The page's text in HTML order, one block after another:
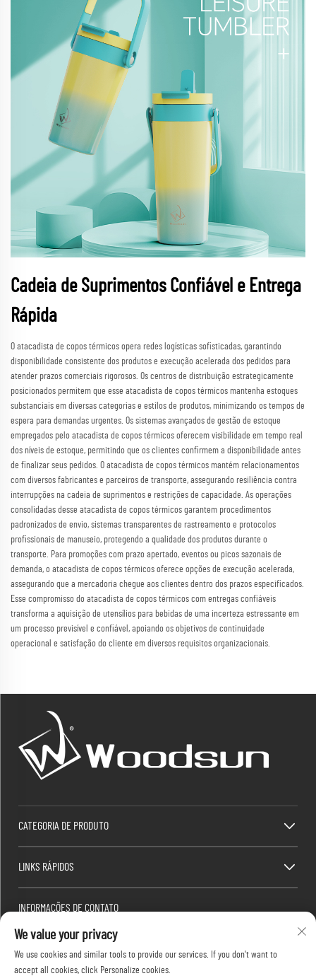
Cadeia de Suprimentos Confiável e Entrega
Rápida
O atacadista de copos térmicos opera redes logísticas sofisticadas, garantindo
disponibilidade consistente dos produtos e execução acelerada dos pedidos para
atender prazos comerciais rigorosos. Os centros de distribuição estrategicamente
posicionados permitem que esse atacadista de copos térmicos mantenha estoques
substanciais em diversas categorias e estilos de produtos, minimizando os tempos de
espera para demandas urgentes. Os sistemas avançados de gestão de estoque
empregados pelo atacadista de copos térmicos oferecem visibilidade em tempo real
dos níveis de estoque, permitindo que os clientes confirmem a disponibilidade antes
de finalizar seus pedidos. O atacadista de copos térmicos mantém relacionamentos
com diversos fabricantes e parceiros de transporte, assegurando resiliência contra
interrupções na cadeia de suprimentos e restrições de capacidade. As operações
consolidadas desse atacadista de copos térmicos garantem procedimentos
padronizados de envio, sistemas transparentes de rastreamento e protocolos
profissionais de manuseio, protegendo a qualidade dos produtos durante o
transporte. Para promoções com prazo apertado, eventos ou picos sazonais de
demanda, o atacadista de copos térmicos oferece opções de execução acelerada,
assegurando que a mercadoria chegue aos clientes dentro dos prazos especificados.
Esse compromisso do atacadista de copos térmicos com entregas confiáveis
transforma a aquisição de utensílios para bebidas de uma incerteza estressante em
um processo previsível e confiável, apoiando os objetivos de continuidade
operacional e satisfação do cliente em diversos requisitos organizacionais.
CATEGORIA DE PRODUTO
LINKS RÁPIDOS
INFORMAÇÕES DE CONTATO
Factory/Office add : Zona Industrial Dawang, Heshan Town (ao sul da Estrada Nacional da
E-mail: [email protected]
Tel.: +86-13376626036
We value your privacy
We use cookies and similar tools to provide our services. If you don't want to
accept all cookies, click Personalize cookies.